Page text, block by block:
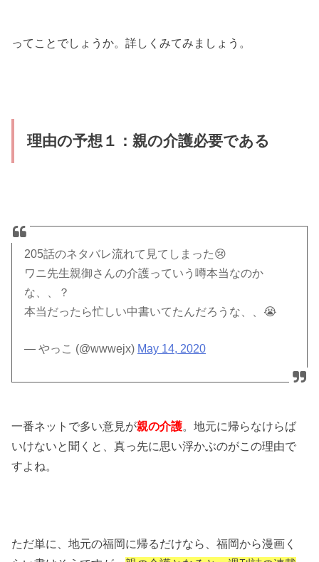
ってことでしょうか。詳しくみてみましょう。
理由の予想１：親の介護必要である
205話のネタバレ流れて見てしまった😢
ワニ先生親御さんの介護っていう噂本当なのか
な、、？
本当だったら忙しい中書いてたんだろうな、、😭
— やっこ (@wwwejx) May 14, 2020
一番ネットで多い意見が親の介護。地元に帰らなけらば
いけないと聞くと、真っ先に思い浮かぶのがこの理由で
すよね。
ただ単に、地元の福岡に帰るだけなら、福岡から漫画く